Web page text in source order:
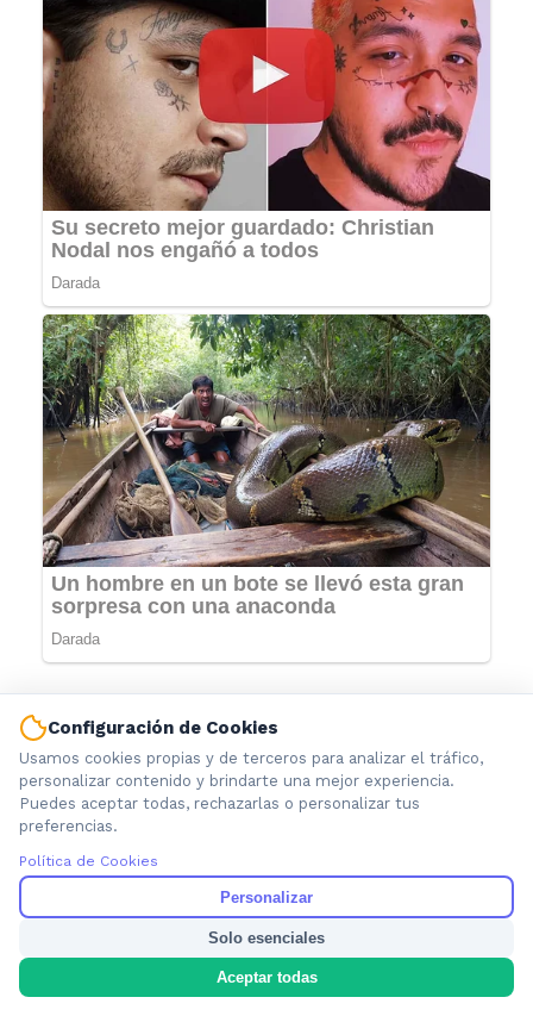
Información local que importa. Noticias de Ensenada, La
Plata y la provincia de Buenos Aires.
Configuración de Cookies
Usamos cookies propias y de terceros para analizar el tráfico,
personalizar contenido y brindarte una mejor experiencia.
Puedes aceptar todas, rechazarlas o personalizar tus
preferencias.
Política de Cookies
Personalizar
Solo esenciales
Aceptar todas